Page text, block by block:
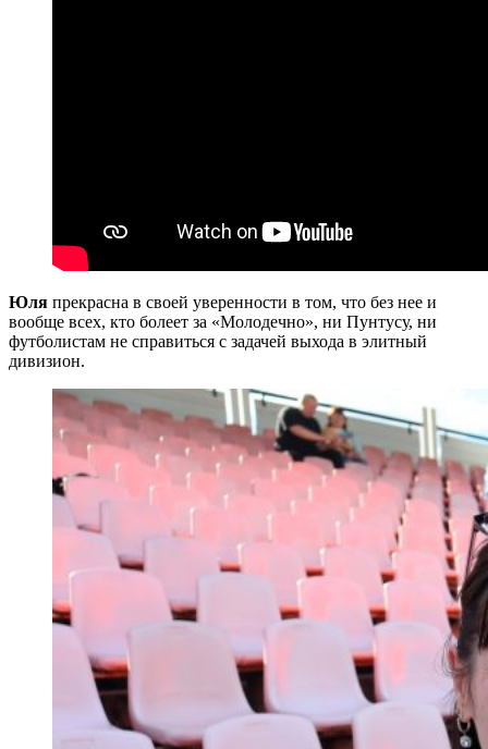
Юля прекрасна в своей уверенности в том, что без нее и
вообще всех, кто болеет за «Молодечно», ни Пунтусу, ни
футболистам не справиться с задачей выхода в элитный
дивизион.